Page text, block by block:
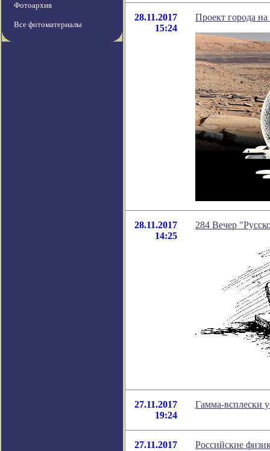
Фотоархив
Все фотоматериалы
28.11.2017
15:24
Проект города
28.11.2017
14:25
284 Вечер
27.11.2017
19:24
Гамма-всплески
27.11.2017
Российские